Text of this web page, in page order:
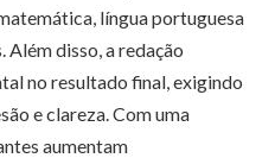
língua portuguesa
Além disso, a redação
no resultado final, exigindo
e clareza. Com uma
aumentam